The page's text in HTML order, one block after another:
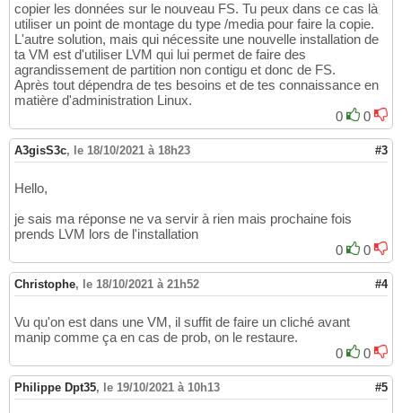
copier les données sur le nouveau FS. Tu peux dans ce cas là
utiliser un point de montage du type /media pour faire la copie.
L'autre solution, mais qui nécessite une nouvelle installation de
ta VM est d'utiliser LVM qui lui permet de faire des
agrandissement de partition non contigu et donc de FS.
Après tout dépendra de tes besoins et de tes connaissance en
matière d'administration Linux.
0
0
A3gisS3c, le 18/10/2021 à 18h23 #3
Hello,
je sais ma réponse ne va servir à rien mais prochaine fois
prends LVM lors de l'installation
0
0
Christophe, le 18/10/2021 à 21h52 #4
Vu qu'on est dans une VM, il suffit de faire un cliché avant
manip comme ça en cas de prob, on le restaure.
0
0
Philippe Dpt35, le 19/10/2021 à 10h13 #5